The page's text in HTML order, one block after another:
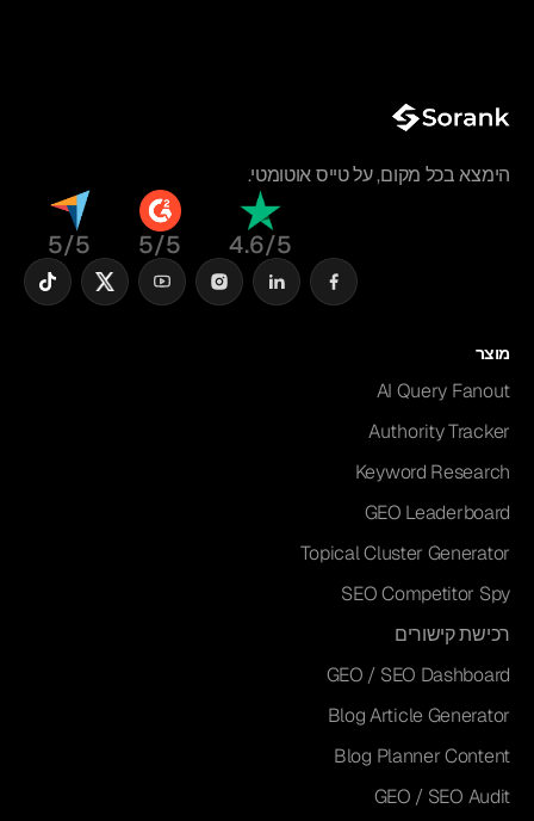
הימצא בכל מקום, על טייס אוטומטי.
4.6/5
5/5
5/5
מוצר
AI Query Fanout
Authority Tracker
Keyword Research
GEO Leaderboard
Topical Cluster Generator
SEO Competitor Spy
רכישת קישורים
GEO / SEO Dashboard
Blog Article Generator
Blog Planner Content
GEO / SEO Audit